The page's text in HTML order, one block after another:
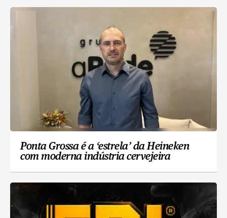
Ponta Grossa é a ‘estrela’ da Heineken
com moderna indústria cervejeira